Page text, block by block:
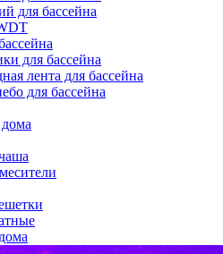
для бассейна
для бассейна
лента для бассейна
для бассейна